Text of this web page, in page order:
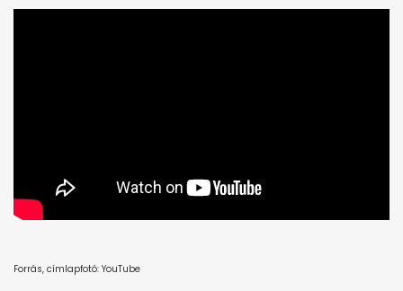
Forrás, címlapfotó: YouTube